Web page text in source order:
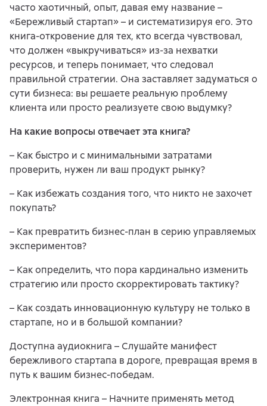
часто хаотичный, опыт, давая ему название –
«Бережливый стартап» – и систематизируя его. Это
книга-откровение для тех, кто всегда чувствовал,
что должен «выкручиваться» из-за нехватки
ресурсов, и теперь понимает, что следовал
правильной стратегии. Она заставляет задуматься о
сути бизнеса: вы решаете реальную проблему
клиента или просто реализуете свою выдумку?
На какие вопросы отвечает эта книга?
– Как быстро и с минимальными затратами
проверить, нужен ли ваш продукт рынку?
– Как избежать создания того, что никто не захочет
покупать?
– Как превратить бизнес-план в серию управляемых
экспериментов?
– Как определить, что пора кардинально изменить
стратегию или просто скорректировать тактику?
– Как создать инновационную культуру не только в
стартапе, но и в большой компании?
Доступна аудиокнига – Слушайте манифест
бережливого стартапа в дороге, превращая время в
путь к вашим бизнес-победам.
Электронная книга – Начните применять метод